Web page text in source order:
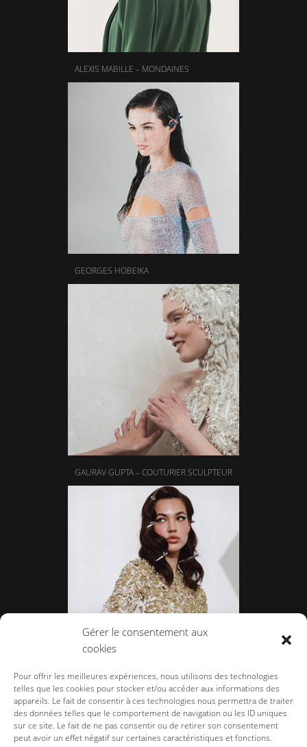
Gérer le consentement aux
cookies
Pour offrir les meilleures expériences, nous utilisons des technologies
telles que les cookies pour stocker et/ou accéder aux informations des
appareils. Le fait de consentir à ces technologies nous permettra de traiter
des données telles que le comportement de navigation ou les ID uniques
sur ce site. Le fait de ne pas consentir ou de retirer son consentement
peut avoir un effet négatif sur certaines caractéristiques et fonctions.
ALEXIS MABILLE – MONDAINES
GEORGES HOBEIKA
GAURAV GUPTA – COUTURIER SCULPTEUR
CELIA KRITHARIOTI